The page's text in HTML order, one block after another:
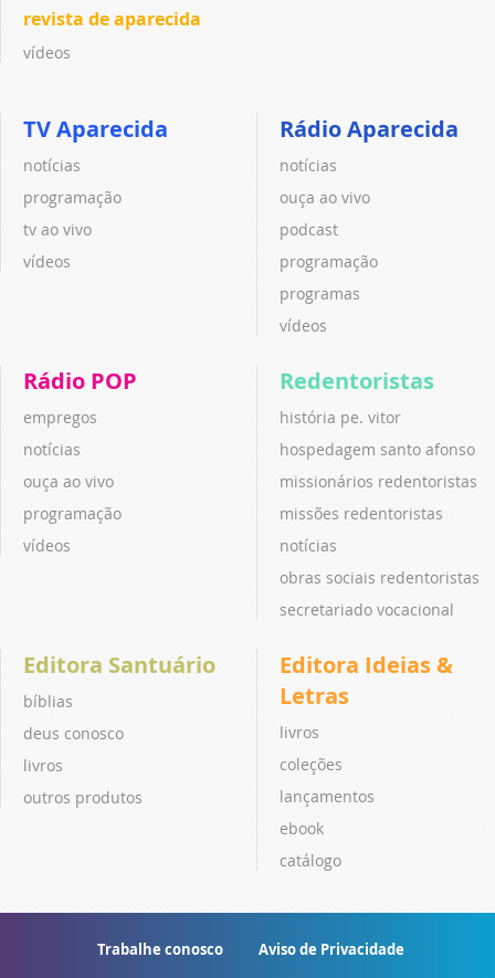
revista de aparecida
vídeos
TV Aparecida
notícias
programação
tv ao vivo
vídeos
Rádio Aparecida
notícias
ouça ao vivo
podcast
programação
programas
vídeos
Rádio POP
empregos
notícias
ouça ao vivo
programação
vídeos
Redentoristas
história pe. vitor
hospedagem santo afonso
missionários redentoristas
missões redentoristas
notícias
obras sociais redentoristas
secretariado vocacional
Editora Santuário
bíblias
deus conosco
livros
outros produtos
Editora Ideias &
Letras
livros
coleções
lançamentos
ebook
catálogo
Trabalhe conosco Aviso de Privacidade